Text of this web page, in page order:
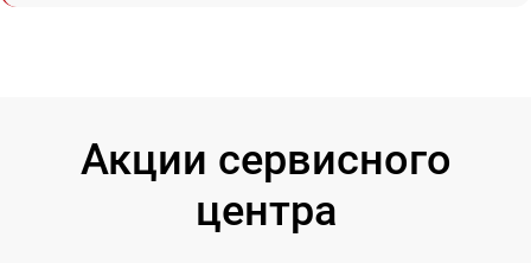
Акции сервисного
центра